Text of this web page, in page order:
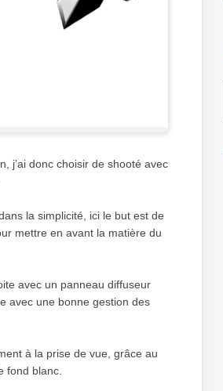
j’ai donc choisir de shooté avec
la simplicité, ici le but est de
mettre en avant la matière du
avec un panneau diffuseur
avec une bonne gestion des
à la prise de vue, grâce au
fond blanc.